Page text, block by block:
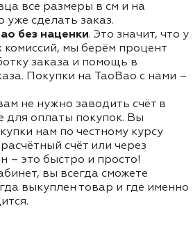
все размеры в см и на
уже сделать заказ.
без наценки. Это значит, что у
комиссий, мы берём процент
заказа и помощь в
Покупки на TaoBao с нами –
не нужно заводить счёт в
для оплаты покупок. Вы
нам по честному курсу
счёт или через
– это быстро и просто!
вы всегда сможете
выкуплен товар и где именно